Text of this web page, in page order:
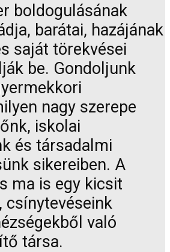
boldogulásának
barátai, hazájának
saját törekvései
be. Gondoljunk
nagy szerepe
iskolai
és társadalmi
sikereiben. A
ma is egy kicsit
csínytevéseink
való
társa.